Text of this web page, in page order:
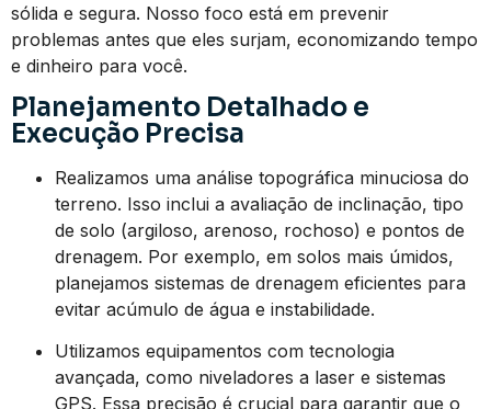
sólida e segura. Nosso foco está em prevenir
problemas antes que eles surjam, economizando tempo
e dinheiro para você.
Planejamento Detalhado e
Execução Precisa
Realizamos uma análise topográfica minuciosa do
terreno. Isso inclui a avaliação de inclinação, tipo
de solo (argiloso, arenoso, rochoso) e pontos de
drenagem. Por exemplo, em solos mais úmidos,
planejamos sistemas de drenagem eficientes para
evitar acúmulo de água e instabilidade.
Utilizamos equipamentos com tecnologia
avançada, como niveladores a laser e sistemas
GPS. Essa precisão é crucial para garantir que o